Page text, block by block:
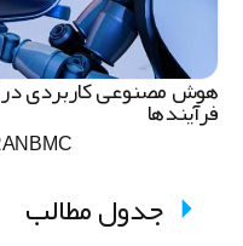
مصنوعی کاربردی در
IRANBMC
جدول مطالب